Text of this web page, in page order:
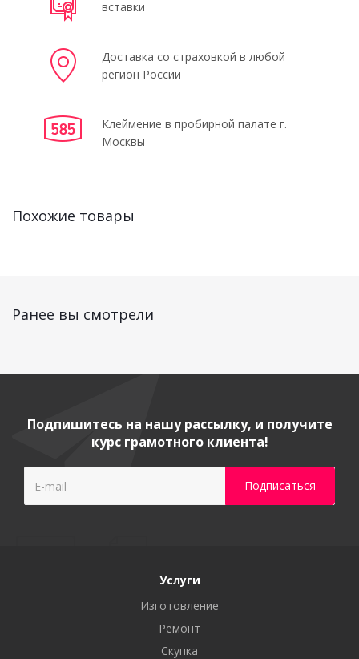
вставки
Доставка со страховкой в любой
регион России
Клеймение в пробирной палате г.
Москвы
Похожие товары
Ранее вы смотрели
Подпишитесь на нашу рассылку, и получите
курс грамотного клиента!
Услуги
Изготовление
Ремонт
Скупка